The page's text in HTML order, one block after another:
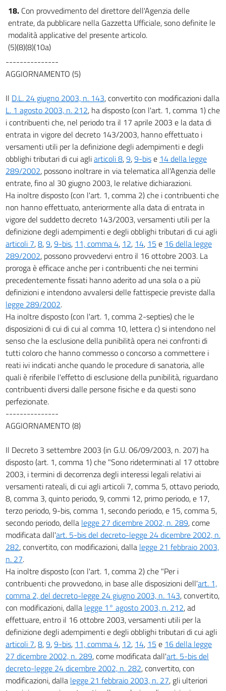
18. Con provvedimento del direttore dell'Agenzia delle
entrate, da pubblicare nella Gazzetta Ufficiale, sono definite le
modalità applicative del presente articolo.
(5)(8)(8)(10a)
---------------
AGGIORNAMENTO (5)
Il D.L. 24 giugno 2003, n. 143, convertito con modificazioni dalla
L. 1 agosto 2003, n. 212, ha disposto (con l'art. 1, comma 1) che
i contribuenti che, nel periodo tra il 17 aprile 2003 e la data di
entrata in vigore del decreto 143/2003, hanno effettuato i
versamenti utili per la definizione degli adempimenti e degli
obblighi tributari di cui agliarticoli 8,9,9-bise 14 della legge
289/2002, possono inoltrare in via telematica all'Agenzia delle
entrate, fino al 30 giugno 2003, le relative dichiarazioni.
Ha inoltre disposto (con l'art. 1, comma 2) che i contribuenti che
non hanno effettuato, anteriormente alla data di entrata in
vigore del suddetto decreto 143/2003, versamenti utili per la
definizione degli adempimenti e degli obblighi tributari di cui agli
articoli 7,8,9,9-bis, 11, comma 4, 12, 14, 15 e 16 della legge
289/2002, possono provvedervi entro il 16 ottobre 2003. La
proroga è efficace anche per i contribuenti che nei termini
precedentemente fissati hanno aderito ad una sola o a più
definizioni e intendono avvalersi delle fattispecie previste dalla
legge 289/2002.
Ha inoltre disposto (con l'art. 1, comma 2-septies) che le
disposizioni di cui di cui al comma 10, lettera c) si intendono nel
senso che la esclusione della punibilità opera nei confronti di
tutti coloro che hanno commesso o concorso a commettere i
reati ivi indicati anche quando le procedure di sanatoria, alle
quali è riferibile l'effetto di esclusione della punibilità, riguardano
contribuenti diversi dalle persone fisiche e da questi sono
perfezionate.
---------------
AGGIORNAMENTO (8)
Il Decreto 3 settembre 2003 (in G.U. 06/09/2003, n. 207) ha
disposto (art. 1, comma 1) che "Sono rideterminati al 17 ottobre
2003, i termini di decorrenza degli interessi legali relativi ai
versamenti rateali, di cui agli articoli 7, comma 5, ottavo periodo,
8, comma 3, quinto periodo, 9, commi 12, primo periodo, e 17,
terzo periodo, 9-bis, comma 1, secondo periodo, e 15, comma 5,
secondo periodo, della legge 27 dicembre 2002, n. 289, come
modificata dall'art. 5-bis del decreto-legge 24 dicembre 2002, n.
282, convertito, con modificazioni, dalla legge 21 febbraio 2003,
n. 27.
Ha inoltre disposto (con l'art. 1, comma 2) che "Per i
contribuenti che provvedono, in base alle disposizioni dell'art. 1,
comma 2, del decreto-legge 24 giugno 2003, n. 143, convertito,
con modificazioni, dalla legge 1° agosto 2003, n. 212, ad
effettuare, entro il 16 ottobre 2003, versamenti utili per la
definizione degli adempimenti e degli obblighi tributari di cui agli
articoli 7,8,9,9-bis, 11, comma 4, 12, 14, 15 e 16 della legge
27 dicembre 2002, n. 289, come modificata dall'art. 5-bis del
decreto-legge 24 dicembre 2002, n. 282, convertito, con
modificazioni, dalla legge 21 febbraio 2003, n. 27, gli ulteriori